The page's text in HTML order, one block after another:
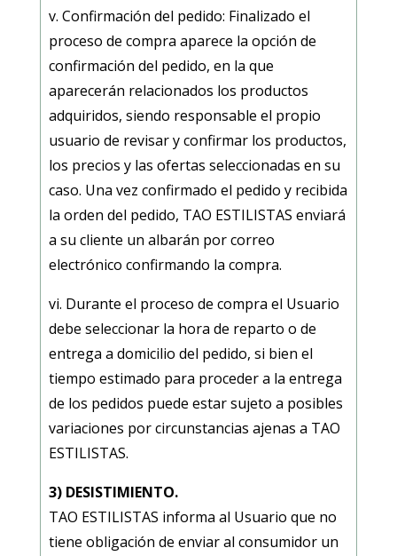
v. Confirmación del pedido: Finalizado el
proceso de compra aparece la opción de
confirmación del pedido, en la que
aparecerán relacionados los productos
adquiridos, siendo responsable el propio
usuario de revisar y confirmar los productos,
los precios y las ofertas seleccionadas en su
caso. Una vez confirmado el pedido y recibida
la orden del pedido, TAO ESTILISTAS enviará
a su cliente un albarán por correo
electrónico confirmando la compra.
vi. Durante el proceso de compra el Usuario
debe seleccionar la hora de reparto o de
entrega a domicilio del pedido, si bien el
tiempo estimado para proceder a la entrega
de los pedidos puede estar sujeto a posibles
variaciones por circunstancias ajenas a TAO
ESTILISTAS.
3) DESISTIMIENTO.
TAO ESTILISTAS informa al Usuario que no
tiene obligación de enviar al consumidor un